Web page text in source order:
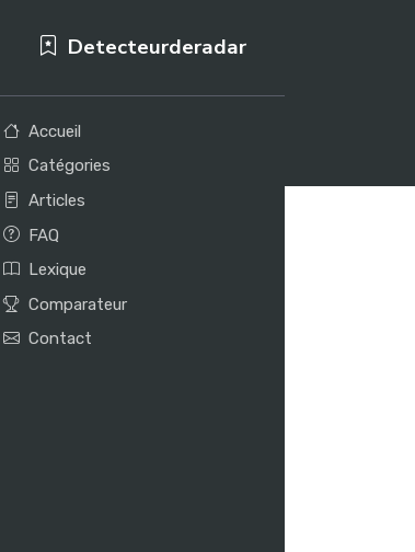
Detecteurderadar
Accueil
Catégories
Articles
FAQ
Lexique
Comparateur
Contact